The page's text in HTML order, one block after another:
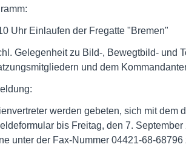
Uhr Einlaufen der Fregatte "Bremen"
Gelegenheit zu Bild-, Bewegtbild- und
und dem
werden gebeten, sich mit dem
bis Freitag, den 7.
unter der Fax-Nummer 04421-68-